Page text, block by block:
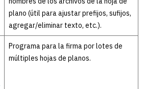
plano (útil para ajustar prefijos, sufijos,
agregar/eliminar texto, etc.).
Programa para la firma por lotes de
múltiples hojas de planos.